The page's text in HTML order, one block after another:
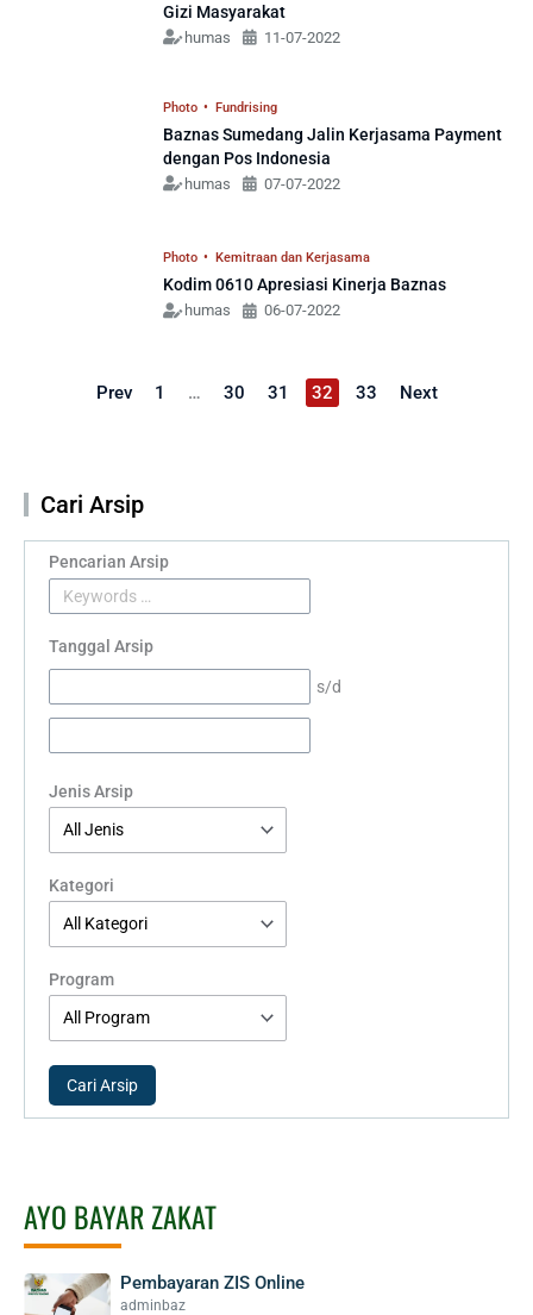
Gizi Masyarakat
humas 11-07-2022
Photo • Fundrising
Baznas Sumedang Jalin Kerjasama Payment
dengan Pos Indonesia
humas 07-07-2022
Photo • Kemitraan dan Kerjasama
Kodim 0610 Apresiasi Kinerja Baznas
humas 06-07-2022
Prev 1 … 30 31 32 33 Next
Cari Arsip
Pencarian Arsip
Tanggal Arsip
s/d
Jenis Arsip
Kategori
Program
AYO BAYAR ZAKAT
Pembayaran ZIS Online
adminbaz